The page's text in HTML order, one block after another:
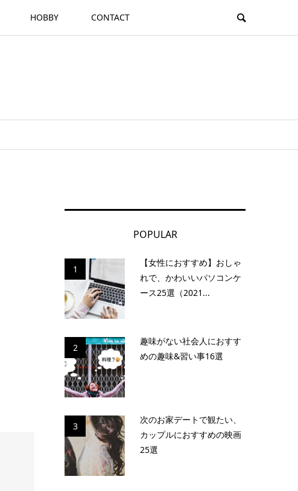
HOBBY CONTACT
POPULAR
1
【女性におすすめ】おしゃ
れで、かわいいパソコンケ
ース25選（2021...
2
趣味がない社会人におすす
めの趣味&習い事16選
3
次のお家デートで観たい、
カップルにおすすめの映画
25選